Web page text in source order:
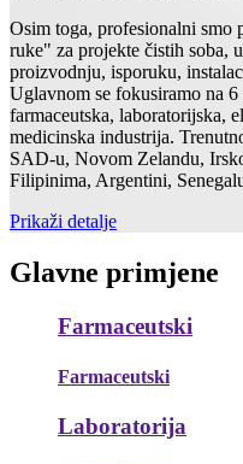
Osim toga, profesionalni
ruke" za projekte čistih soba,
proizvodnju, isporuku,
Uglavnom se fokusiramo na
farmaceutska, laboratorijska,
medicinska industrija.
SAD-u, Novom Zelandu,
Filipinima, Argentini,
Prikaži detalje
Glavne primjene
Farmaceutski
Farmaceutski
Laboratorija